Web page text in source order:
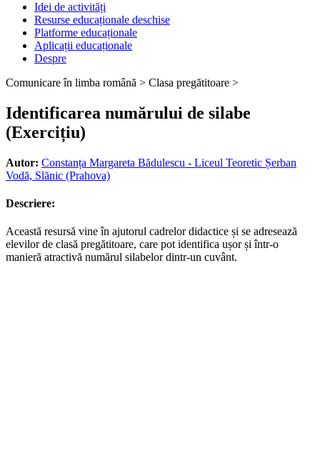
Idei de activități
Resurse educaționale deschise
Platforme educaționale
Aplicații educaționale
Despre
Comunicare în limba română > Clasa pregătitoare >
Identificarea numărului de silabe
(Exercițiu)
Autor: Constanța Margareta Bădulescu - Liceul Teoretic Șerban
Vodă, Slănic (Prahova)
Descriere:
Această resursă vine în ajutorul cadrelor didactice și se adresează
elevilor de clasă pregătitoare, care pot identifica ușor și într-o
manieră atractivă numărul silabelor dintr-un cuvânt.